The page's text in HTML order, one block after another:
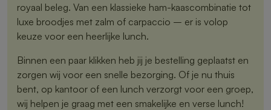
royaal beleg. Van een klassieke ham-kaascombinatie tot
luxe broodjes met zalm of carpaccio – er is volop
keuze voor een heerlijke lunch.
Binnen een paar klikken heb jij je bestelling geplaatst en
zorgen wij voor een snelle bezorging. Of je nu thuis
bent, op kantoor of een lunch verzorgt voor een groep,
wij helpen je graag met een smakelijke en verse lunch!